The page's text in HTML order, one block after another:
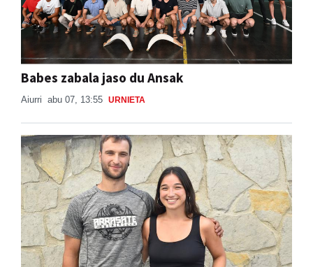
Babes zabala jaso du Ansak
Aiurri abu 07, 13:55 URNIETA